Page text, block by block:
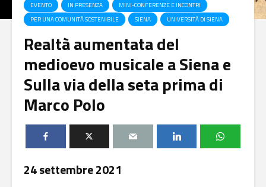
EVENTO IN PRESENZA
MINI-CONFERENZE E INCONTRI
PER UNA COMUNITÀ SOSTENIBILE
SIENA UNIVERSITÀ DI SIENA
Realtà aumentata del
medioevo musicale a Siena e
Sulla via della seta prima di
Marco Polo
24 settembre 2021